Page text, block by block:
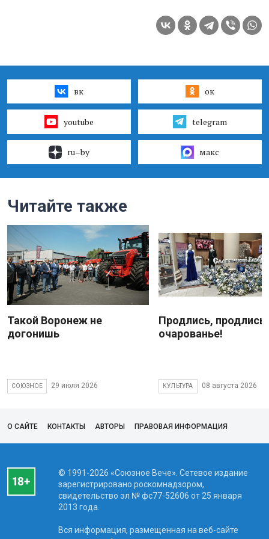
вк ок
youtube telegram
ru–by макс
Читайте также
Такой Воронеж не
догонишь
СОЮЗНОЕ 29 июля 2026
Продлись, продлись
очарованье!
КУЛЬТУРА 08 августа 2026
О САЙТЕ КОНТАКТЫ АВТОРЫ ПРАВОВАЯ ИНФОРМАЦИЯ
© 1991-2026 «Союзное Вече». Сетевое издание
зарегистрировано роскомнадзором,
свидетельство эл № фc77-52606 от 25 января
2013 года.
Вся информация, размещенная на веб-сайте